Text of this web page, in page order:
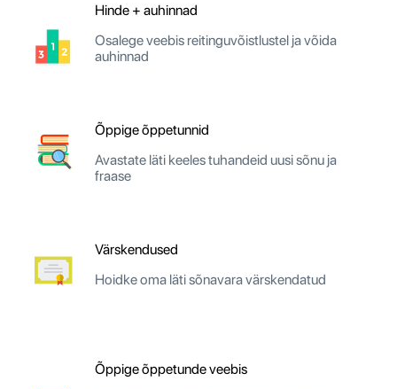
Hinde + auhinnad
Osalege veebis reitinguvõistlustel ja võida
auhinnad
Õppige õppetunnid
Avastate läti keeles tuhandeid uusi sõnu ja
fraase
Värskendused
Hoidke oma läti sõnavara värskendatud
Õppige õppetunde veebis